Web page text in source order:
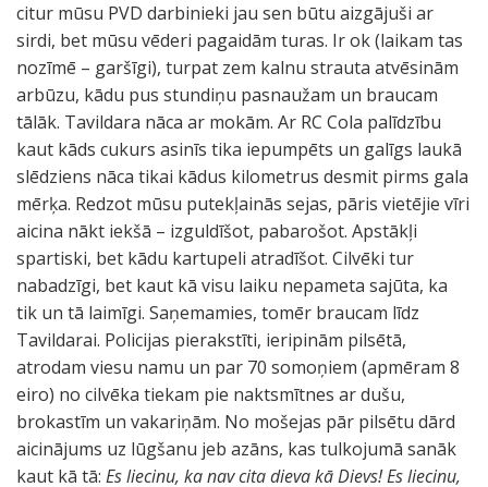
citur mūsu PVD darbinieki jau sen būtu aizgājuši ar
sirdi, bet mūsu vēderi pagaidām turas. Ir ok (laikam tas
nozīmē – garšīgi), turpat zem kalnu strauta atvēsinām
arbūzu, kādu pus stundiņu pasnaužam un braucam
tālāk. Tavildara nāca ar mokām. Ar RC Cola palīdzību
kaut kāds cukurs asinīs tika iepumpēts un galīgs laukā
slēdziens nāca tikai kādus kilometrus desmit pirms gala
mērķa. Redzot mūsu putekļainās sejas, pāris vietējie vīri
aicina nākt iekšā – izguldīšot, pabarošot. Apstākļi
spartiski, bet kādu kartupeli atradīšot. Cilvēki tur
nabadzīgi, bet kaut kā visu laiku nepameta sajūta, ka
tik un tā laimīgi. Saņemamies, tomēr braucam līdz
Tavildarai. Policijas pierakstīti, ieripinām pilsētā,
atrodam viesu namu un par 70 somoņiem (apmēram 8
eiro) no cilvēka tiekam pie naktsmītnes ar dušu,
brokastīm un vakariņām. No mošejas pār pilsētu dārd
aicinājums uz lūgšanu jeb azāns, kas tulkojumā sanāk
kaut kā tā: Es liecinu, ka nav cita dieva kā Dievs! Es liecinu,